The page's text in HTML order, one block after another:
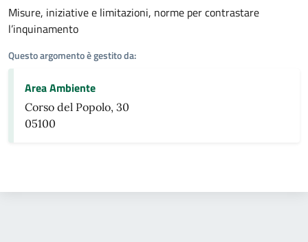
Dettagli dell'argomento
Misure, iniziative e limitazioni, norme per contrastare
l’inquinamento
Questo argomento è gestito da:
Area Ambiente
Corso del Popolo, 30
05100